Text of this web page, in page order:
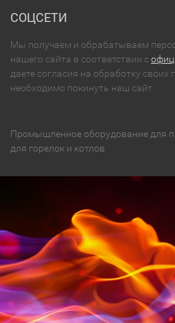
СОЦСЕТИ
Мы получаем и обрабатываем
нашего сайта в соответствии с
даете согласия на обработку
необходимо покинуть наш сайт.
Промышленное оборудование для
для горелок и котлов